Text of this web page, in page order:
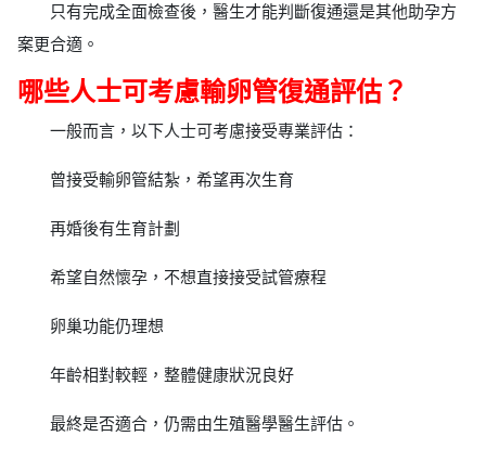
只有完成全面檢查後，醫生才能判斷復通還是其他助孕方
案更合適。
哪些人士可考慮輸卵管復通評估？
一般而言，以下人士可考慮接受專業評估：
曾接受輸卵管結紮，希望再次生育
再婚後有生育計劃
希望自然懷孕，不想直接接受試管療程
卵巢功能仍理想
年齡相對較輕，整體健康狀況良好
最終是否適合，仍需由生殖醫學醫生評估。